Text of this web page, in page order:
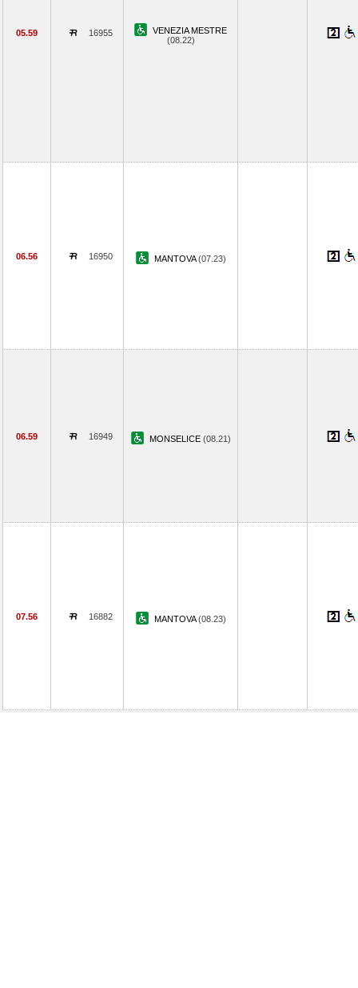
05.59 16955
VENEZIA MESTRE
(08.22)
06.56 16950 MANTOVA(07.23)
06.59 16949 MONSELICE (08.21)
07.56 16882 MANTOVA(08.23)